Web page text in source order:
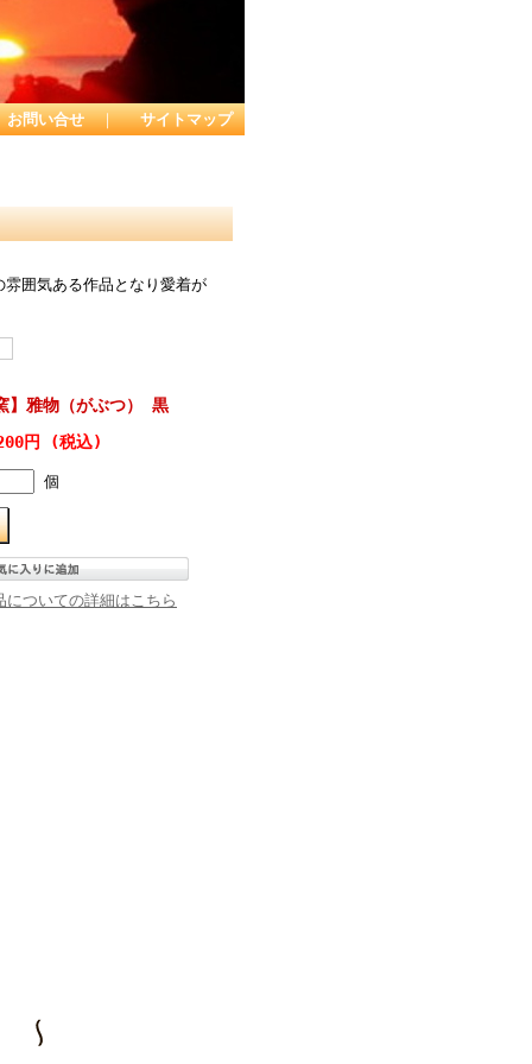
お問い合せ ｜ サイトマップ
囲気ある作品となり愛着が
】雅物（がぶつ） 黒
円 (税込)
個
についての詳細はこちら